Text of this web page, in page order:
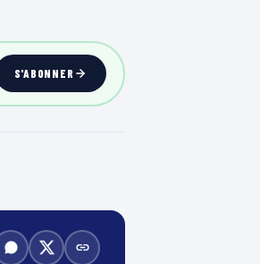
S'ABONNER